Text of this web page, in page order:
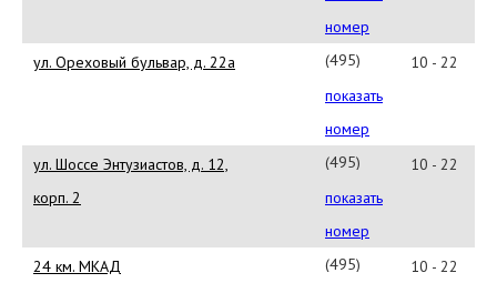
74-
84
номер
ул. Ореховый бульвар, д. 22а
(495)
788-
73-
05
показать
номер
10 - 22
ул. Шоссе Энтузиастов, д. 12,
корп. 2
(495)
969-
22-
14
показать
номер
10 - 22
24 км. МКАД
(495)
10 - 22